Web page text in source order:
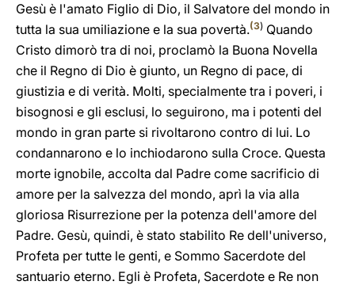
Gesù è l'amato Figlio di Dio, il Salvatore del mondo in
tutta la sua umiliazione e la sua povertà.(3) Quando
Cristo dimorò tra di noi, proclamò la Buona Novella
che il Regno di Dio è giunto, un Regno di pace, di
giustizia e di verità. Molti, specialmente tra i poveri, i
bisognosi e gli esclusi, lo seguirono, ma i potenti del
mondo in gran parte si rivoltarono contro di lui. Lo
condannarono e lo inchiodarono sulla Croce. Questa
morte ignobile, accolta dal Padre come sacrificio di
amore per la salvezza del mondo, aprì la via alla
gloriosa Risurrezione per la potenza dell'amore del
Padre. Gesù, quindi, è stato stabilito Re dell'universo,
Profeta per tutte le genti, e Sommo Sacerdote del
santuario eterno. Egli è Profeta, Sacerdote e Re non